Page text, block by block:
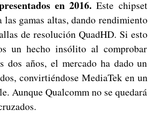
en 2016. Este chipset
las gamas altas, dando rendimiento
de resolución QuadHD. Si esto
un hecho insólito al comprobar
dos años, el mercado ha dado un
convirtiéndose MediaTek en un
Aunque Qualcomm no se quedará